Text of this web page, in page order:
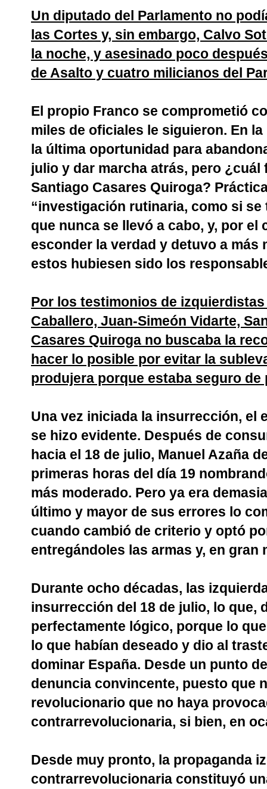
Un diputado del Parlamento no
las Cortes y, sin embargo, Calvo
la noche, y asesinado poco
de Asalto y cuatro milicianos del
El propio Franco se comprometió
miles de oficiales le siguieron. En
la última oportunidad para
julio y dar marcha atrás, pero
Santiago Casares Quiroga?
“investigación rutinaria, como si
que nunca se llevó a cabo, y, por
esconder la verdad y detuvo a más
estos hubiesen sido los
Por los testimonios de
Caballero, Juan-Simeón Vidarte,
Casares Quiroga no buscaba la
hacer lo posible por evitar la
produjera porque estaba seguro de
Una vez iniciada la insurrección, el
se hizo evidente. Después de
hacia el 18 de julio, Manuel Azaña
primeras horas del día 19
más moderado. Pero ya era
último y mayor de sus errores lo
cuando cambió de criterio y optó
entregándoles las armas y, en gran
Durante ocho décadas, las
insurrección del 18 de julio, lo que,
perfectamente lógico, porque lo
lo que habían deseado y dio al
dominar España. Desde un punto
denuncia convincente, puesto que
revolucionario que no haya
contrarrevolucionaria, si bien, en
Desde muy pronto, la propaganda
contrarrevolucionaria constituyó